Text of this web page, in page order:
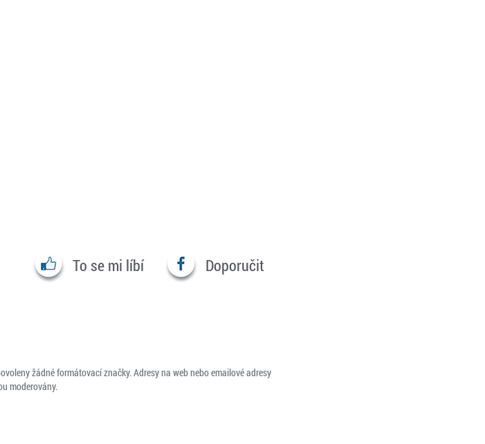
To se mi líbí Doporučit
žádné formátovací značky. Adresy na web nebo emailové adresy
moderovány.